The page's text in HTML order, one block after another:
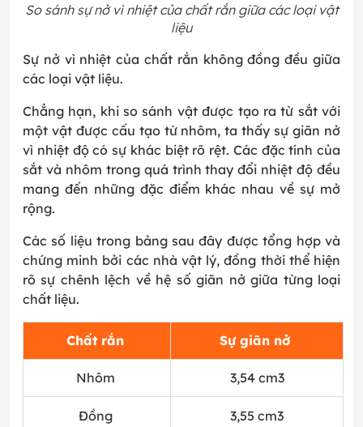
So sánh sự nở vì nhiệt của chất rắn giữa các loại vật
liệu
Sự nở vì nhiệt của chất rắn không đồng đều giữa
các loại vật liệu.
Chẳng hạn, khi so sánh vật được tạo ra từ sắt với
một vật được cấu tạo từ nhôm, ta thấy sự giãn nở
vì nhiệt độ có sự khác biệt rõ rệt. Các đặc tính của
sắt và nhôm trong quá trình thay đổi nhiệt độ đều
mang đến những đặc điểm khác nhau về sự mở
rộng.
Các số liệu trong bảng sau đây được tổng hợp và
chứng minh bởi các nhà vật lý, đồng thời thể hiện
rõ sự chênh lệch về hệ số giãn nở giữa từng loại
chất liệu.
Chất rắn Sự giãn nở
Nhôm 3,54 cm3
Đồng 3,55 cm3